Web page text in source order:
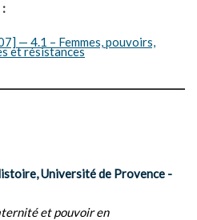
:
— 4.1 – Femmes, pouvoirs,
et résistances
Université de Provence -
et pouvoir en